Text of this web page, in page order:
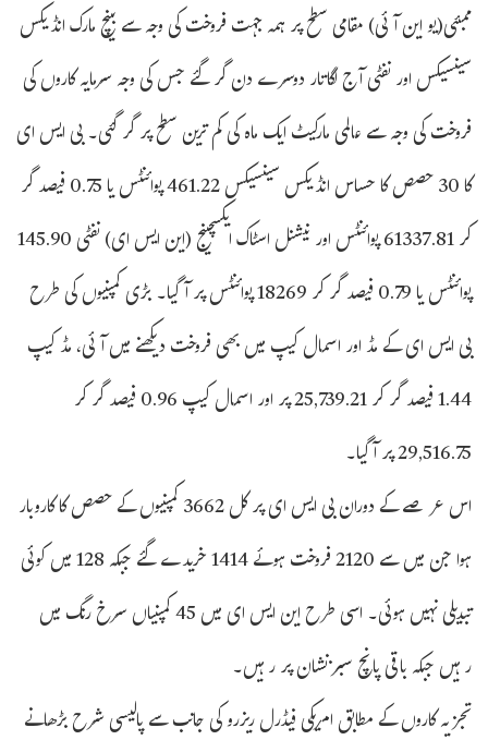
ممبئی(یو این آئی) مقامی سطح پر ہمہ جہت فروخت کی وجہ سے بینچ مارک انڈیکس
سینسیکس اور نفٹی آج لگاتار دوسرے دن گر گئے جس کی وجہ سرمایہ کاروں کی
فروخت کی وجہ سے عالمی مارکیٹ ایک ماہ کی کم ترین سطح پر گر گئی۔ بی ایس ای
کا 30 حصص کا حساس انڈیکس سینسیکس 461.22 پوائنٹس یا 0.75 فیصد گر
کر 61337.81 پوائنٹس اور نیشنل اسٹاک ایکسچینج (این ایس ای) نفٹی 145.90
پوائنٹس یا 0.79 فیصد گر کر 18269 پوائنٹس پر آگیا۔ بڑی کمپنیوں کی طرح
بی ایس ای کے مڈ اور اسمال کیپ میں بھی فروخت دیکھنے میں آئی، مڈ کیپ
1.44 فیصد گر کر 25,739.21 پر اور اسمال کیپ 0.96 فیصد گر کر
29,516.75 پر آ گیا۔
اس عرصے کے دوران بی ایس ای پر کل 3662 کمپنیوں کے حصص کا کاروبار
ہوا جن میں سے 2120 فروخت ہوئے 1414 خریدے گئے جبکہ 128 میں کوئی
تبدیلی نہیں ہوئی۔ اسی طرح این ایس ای میں 45 کمپنیاں سرخ رنگ میں
رہیں جبکہ باقی پانچ سبز نشان پر رہیں۔
تجزیہ کاروں کے مطابق امریکی فیڈرل ریزرو کی جانب سے پالیسی شرح بڑھانے